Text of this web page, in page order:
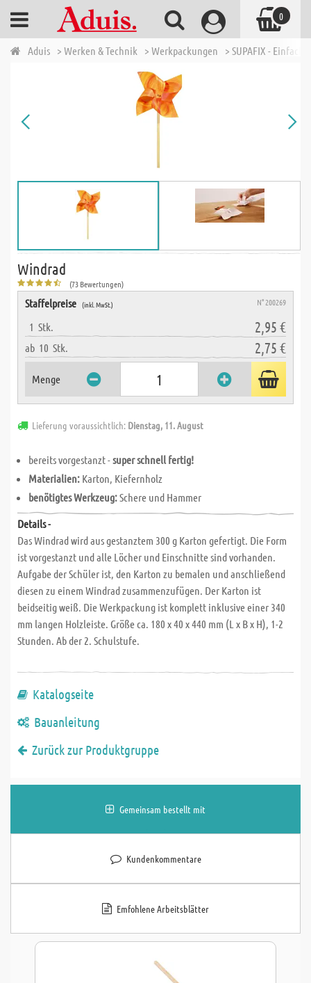
Aduis > Werken & Technik > Werkpackungen > SUPAFIX -
Windrad
(73 Bewertungen)
Staffelpreise (inkl. MwSt.) N° 200269
1 Stk. 2,95 €
ab 10 Stk. 2,75 €
Menge
Lieferung voraussichtlich: Dienstag, 11. August
bereits vorgestanzt -super schnell fertig!
Materialien: Karton, Kiefernholz
benötigtes Werkzeug:Schere und Hammer
Details -
Das Windrad wird aus gestanztem 300 g Karton gefertigt. Die Form
ist vorgestanzt und alle Löcher und Einschnitte sind vorhanden.
Aufgabe der Schüler ist, den Karton zu bemalen und anschließend
diesen zu einem Windrad zusammenzufügen. Der Karton ist
beidseitig weiß. Die Werkpackung ist komplett inklusive einer 340
mm langen Holzleiste. Größe ca. 180 x 40 x 440 mm (L x B x H), 1-2
Stunden. Ab der 2. Schulstufe.
Katalogseite
Bauanleitung
Zurück zur Produktgruppe
Gemeinsam bestellt mit
Kundenkommentare
Emfohlene Arbeitsblätter
0